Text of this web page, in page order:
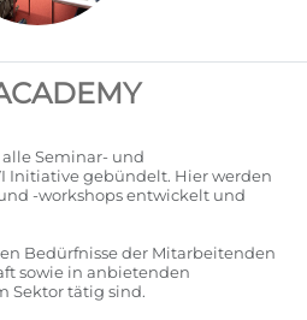
alle Seminar- und
Initiative gebündelt. Hier werden
-workshops entwickelt und
Bedürfnisse der Mitarbeitenden
sowie in anbietenden
Sektor tätig sind.